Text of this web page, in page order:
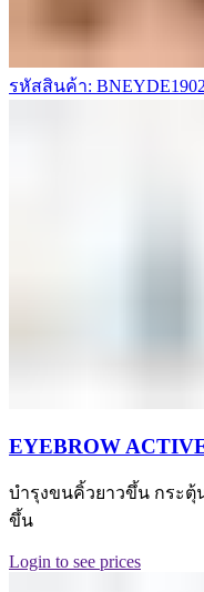
รหัสสินค้า:
EYEBROW
บำรุงขนคิ้วยาวขึ้น กระตุ้
ขึ้น
Login to see prices